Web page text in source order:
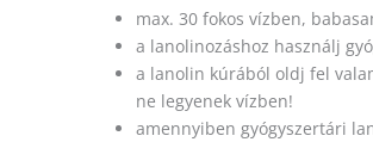
max. 30 fokos vízben,
a lanolinozáshoz használj
a lanolin kúrából oldj fel
ne legyenek vízben!
amennyiben gyógyszertári